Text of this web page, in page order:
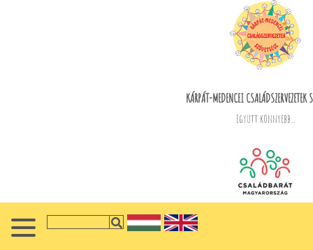
KÁRPÁT-MEDENCEI CSALÁDSZERVEZETEK
Együtt könnyebb...